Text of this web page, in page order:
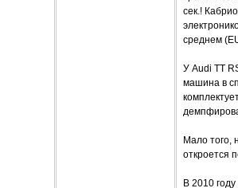
сек.!
среднем
У Audi TT
машина в
Мало того,
откроется
В 2010